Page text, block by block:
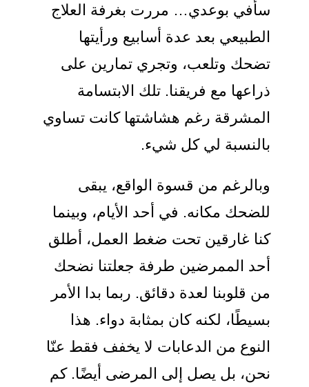
سأفي بوعدي… مررت بغرفة العلاج
الطبيعي بعد عدة أسابيع ورأيتها
تضحك وتلعب، وتجري تمارين على
ذراعها مع فريقنا. تلك الابتسامة
المشرقة رغم هشاشتها كانت تساوي
بالنسبة لي كل شيء.
وبالرغم من قسوة الواقع، يبقى
للضحك مكانه. في أحد الأيام، وبينما
كنا غارقين تحت ضغط العمل، أطلق
أحد الممرضين طرفة جعلتنا نضحك
من قلوبنا لعدة دقائق. ربما بدا الأمر
بسيطًا، لكنه كان بمثابة دواء. هذا
النوع من الدعابات لا يخفف فقط عنّا
نحن، بل يصل إلى المرضى أيضًا. كم